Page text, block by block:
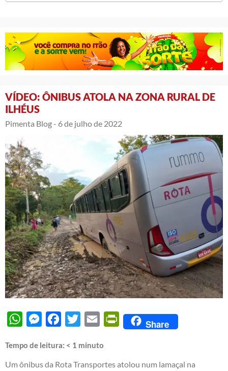
VÍDEO: ÔNIBUS ATOLA NA ZONA RURAL DE
ILHÉUS
Pimenta Blog - 6 de julho de 2022
WhatsAppMessengerFacebook
Twitter Email PrintFriendly
Share
Tempo de leitura: < 1 minuto
Um ônibus da Rota Transportes atolou num lamaçal na